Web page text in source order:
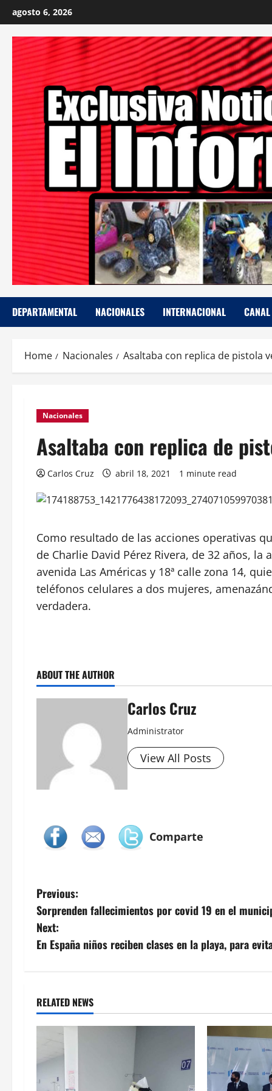
to
content
agosto 6, 2026
DEPARTAMENTAL NACIONALES INTERNACIONAL CANAL
Home Nacionales Asaltaba con replica de pistola
Nacionales
Asaltaba con replica de
Carlos Cruz abril 18, 2021 1 minute read
Como resultado de las acciones operativas
de Charlie David Pérez Rivera, de 32 años,
avenida Las Américas y 18ª calle zona 14,
teléfonos celulares a dos mujeres,
verdadera.
ABOUT THE AUTHOR
Carlos Cruz
Administrator
View All Posts
Comparte
P
o
s
n
a
i
Previous:
Sorprenden fallecimientos por covid 19 en el
Next:
En España niños reciben clases en la playa, para
RELATED NEWS